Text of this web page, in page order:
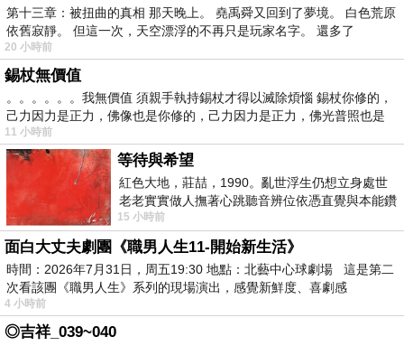
進房中
到了房中我立刻將她壓在床沿，兩個人跪著開始
X
之後的恩愛場面就自己自行想像啦
大頭貓比較喜歡我幫她口X，我也喜歡這樣做
因為我覺得讓女人舒服時，自己也會覺得很滿足
當女人真的很棒，對吧？
在愛愛的時候可以一直不斷地達到高潮
享受那興奮的感覺，但是男人一次就玩完啦
所以說男人要樂於享受前戲
才能夠享受到真正的快樂
不過女人若也能主動配合，那樂趣會更加倍哦
第十三章：被扭曲的真相 那天晚上。 堯禹舜又回到了夢境。 白色荒原
依舊寂靜。 但這一次，天空漂浮的不再只是玩家名字。 還多了
20 小時前
錫杖無價值
。。。。。。我無價值 須親手執持錫杖才得以滅除煩惱 錫杖你修的，
己力因力是正力，佛像也是你修的，己力因力是正力，佛光普照也是
11 小時前
等待與希望
紅色大地，莊喆，1990。亂世浮生仍想立身處世
老老實實做人撫著心跳聽音辨位依憑直覺與本能鑽
向裂隙的亮處探索另一個心聲另一個共鳴的
15 小時前
面白大丈夫劇團《職男人生11-開始新生活》
時間：2026年7月31日，周五19:30 地點：北藝中心球劇場 這是第二
次看該團《職男人生》系列的現場演出，感覺新鮮度、喜劇感
4 小時前
◎吉祥_039~040